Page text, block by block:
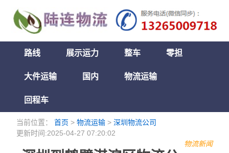
路线 展示运力 整车 零担
大件运输 国内 物流运输
回程车
当前位置：首页 >物流运输 >深圳物流公司
更新时间:2025-04-27 07:20:02
物流新闻